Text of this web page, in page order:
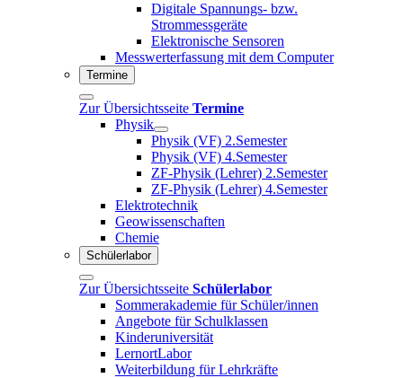
Digitale Spannungs- bzw.
Strommessgeräte
Elektronische Sensoren
Messwerterfassung mit dem Computer
Termine
Zur Übersichtsseite Termine
Physik
Physik (VF) 2.Semester
Physik (VF) 4.Semester
ZF-Physik (Lehrer) 2.Semester
ZF-Physik (Lehrer) 4.Semester
Elektrotechnik
Geowissenschaften
Chemie
Schülerlabor
Zur Übersichtsseite Schülerlabor
Sommerakademie für Schüler/innen
Angebote für Schulklassen
Kinderuniversität
LernortLabor
Weiterbildung für Lehrkräfte